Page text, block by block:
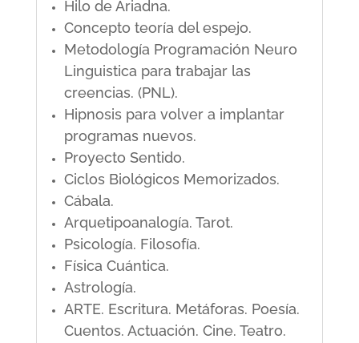
Hilo de Ariadna.
Concepto teoría del espejo.
Metodología Programación Neuro
Linguistica para trabajar las
creencias. (PNL).
Hipnosis para volver a implantar
programas nuevos.
Proyecto Sentido.
Ciclos Biológicos Memorizados.
Cábala.
Arquetipoanalogía. Tarot.
Psicología. Filosofía.
Física Cuántica.
Astrología.
ARTE. Escritura. Metáforas. Poesía.
Cuentos. Actuación. Cine. Teatro.